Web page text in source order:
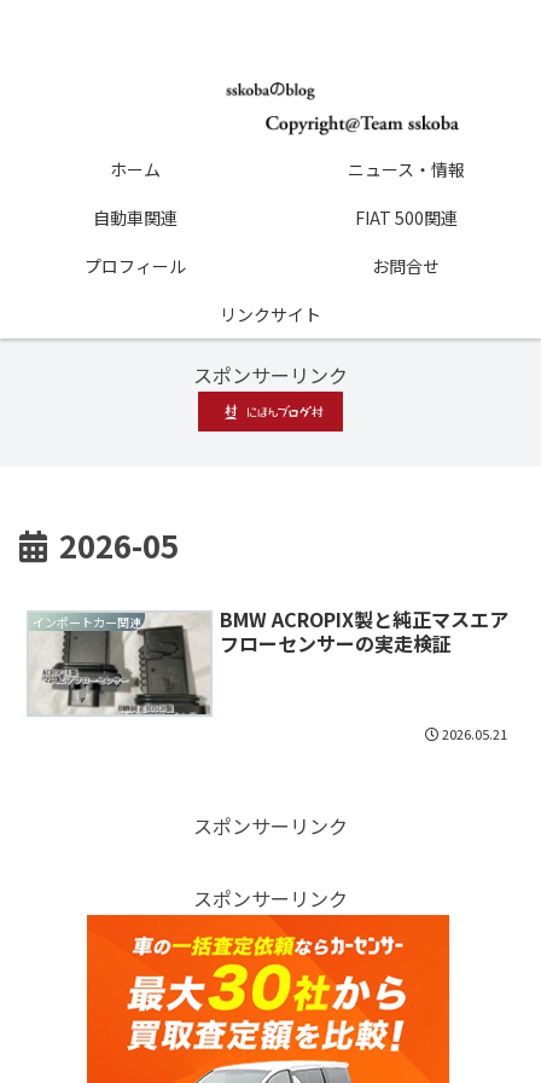
ホーム
ニュース・情報
自動車関連
FIAT 500関連
プロフィール
お問合せ
リンクサイト
スポンサーリンク
2026-05
インポートカー関連
BMW ACROPIX製と純正マスエア
フローセンサーの実走検証
2026.05.21
スポンサーリンク
スポンサーリンク